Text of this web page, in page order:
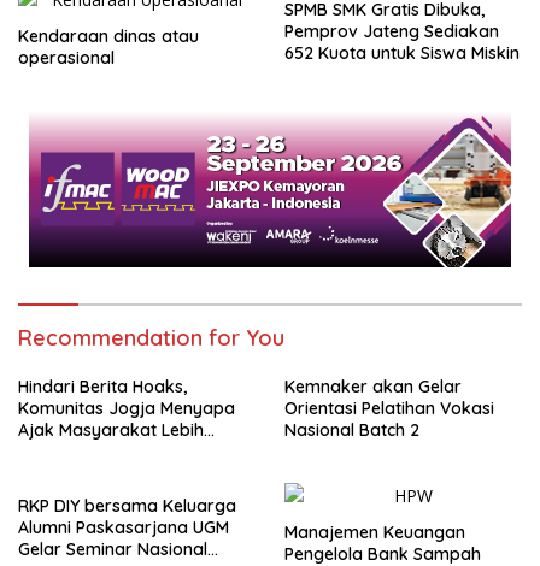
Kendaraan dinas atau
operasional
SPMB SMK Gratis Dibuka,
Pemprov Jateng Sediakan
652 Kuota untuk Siswa Miskin
Recommendation for You
Hindari Berita Hoaks,
Komunitas Jogja Menyapa
Ajak Masyarakat Lebih
Kemnaker akan Gelar
Orientasi Pelatihan Vokasi
Nasional Batch 2
RKP DIY bersama Keluarga
Alumni Paskasarjana UGM
Gelar Seminar Nasional
Manajemen Keuangan
Pengelola Bank Sampah